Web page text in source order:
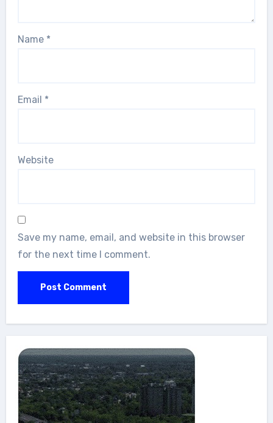
Name *
Email *
Website
Save my name, email, and website in this browser
for the next time I comment.